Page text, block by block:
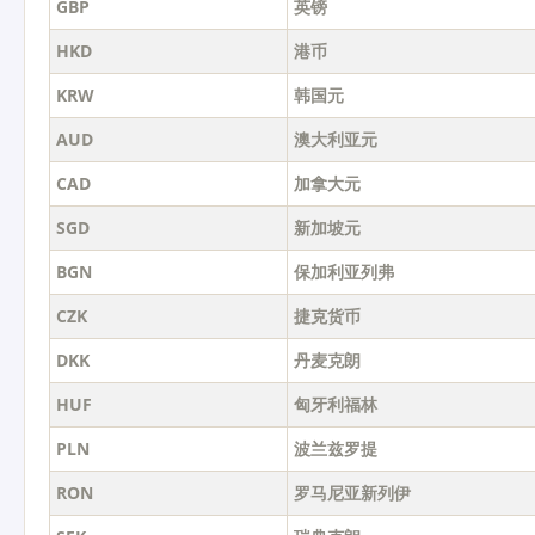
GBP
英镑
HKD
港币
KRW
韩国元
AUD
澳大利亚元
CAD
加拿大元
SGD
新加坡元
BGN
保加利亚列弗
CZK
捷克货币
DKK
丹麦克朗
HUF
匈牙利福林
PLN
波兰兹罗提
RON
罗马尼亚新列伊